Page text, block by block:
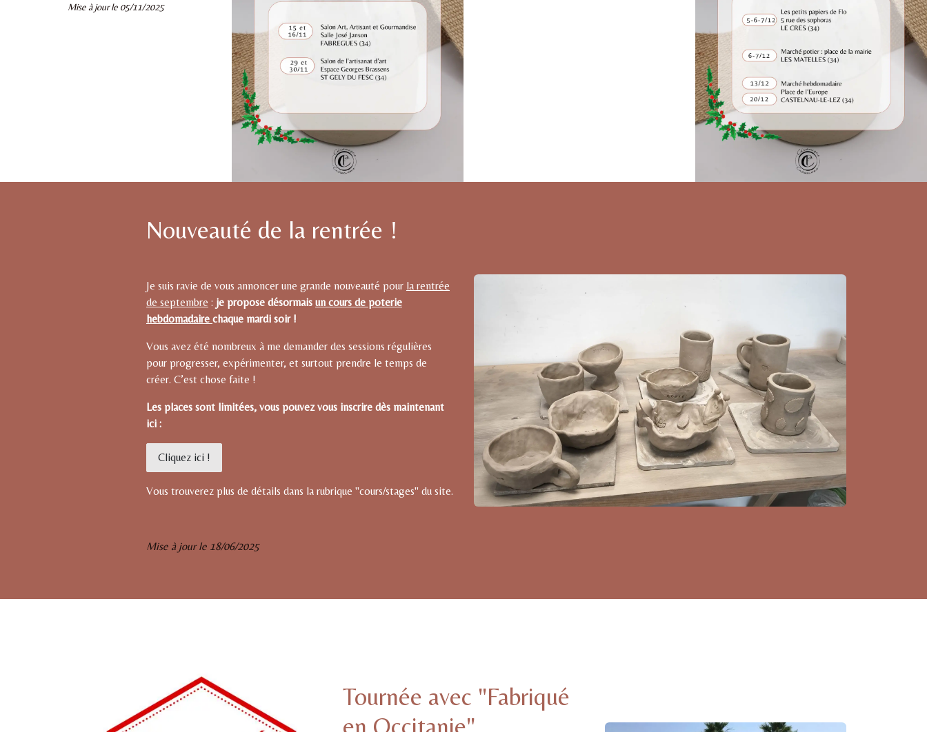
Mise à jour le 05/11/2025
Nouveauté de la rentrée !
Je suis ravie de vous annoncer une grande nouveauté pour la rentrée
de septembre : je propose désormais un cours de poterie
hebdomadaire chaque mardi soir !
Vous avez été nombreux à me demander des sessions régulières
pour progresser, expérimenter, et surtout prendre le temps de
créer. C’est chose faite !
Les places sont limitées, vous pouvez vous inscrire dès maintenant
ici :
Cliquez ici !
Vous trouverez plus de détails dans la rubrique "cours/stages" du site.
Mise à jour le 18/06/2025
Tournée avec "Fabriqué
en Occitanie"